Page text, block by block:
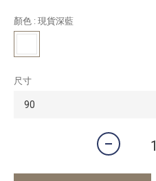
顏色 : 現貨深藍
尺寸